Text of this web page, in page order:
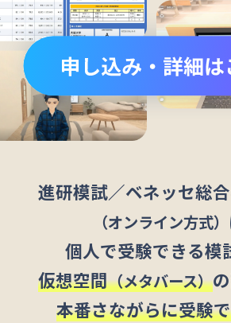
進研模試／ベネッセ総
（オンライン方式）
個人で受験できる模
仮想空間（メタバース）
本番さながらに受験